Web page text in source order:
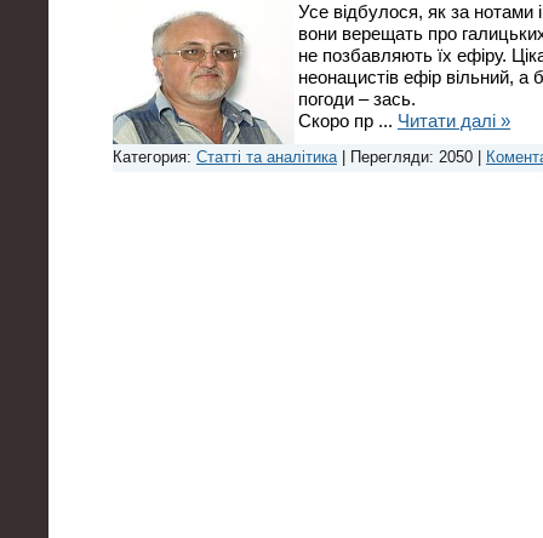
Усе відбулося, як за нотами
вони верещать про
не позбавляють їх ефіру.
неонацистів ефір вільний, а
погоди – зась.
Скоро пр ... Читати далі »
Категория: Статті та аналітика| Перегляди: 2050 |